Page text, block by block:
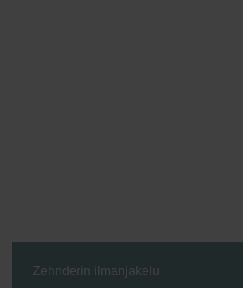
Zehnderin ilmanjakelu